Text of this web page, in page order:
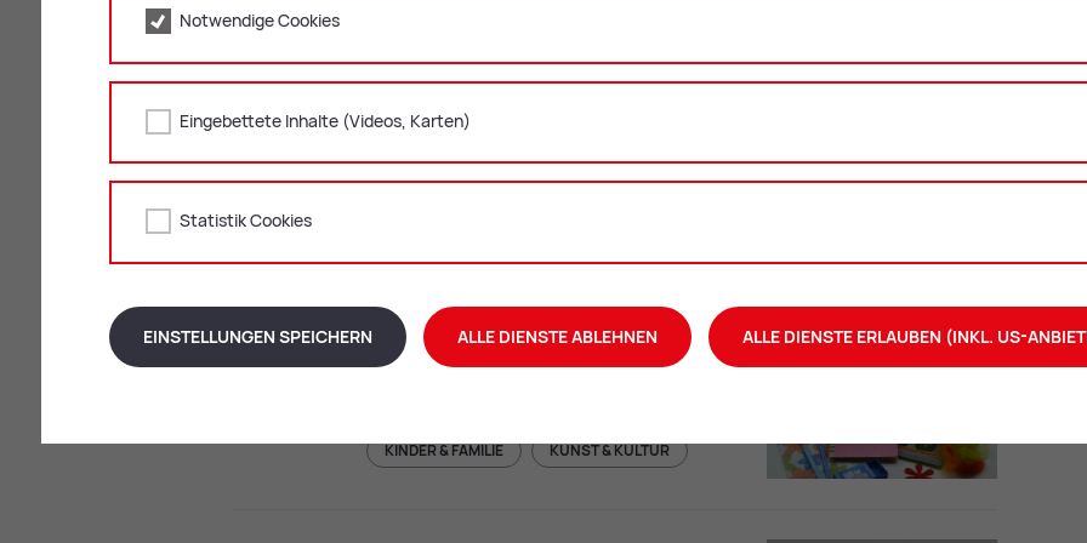
09.12.26
KulturQuartier, Leopoldine-Pohl-Platz 1
Kreativ-Workshop: Kunstvoller
Papierschmuck
15.12.26
KulturQuartier, Leopoldine-Pohl-Platz 1
Kreativ-Workshop: Das hab´ ich
KINDER & FAMILIE KUNST & KULTUR
Notwendige Cookies
Eingebettete Inhalte (Videos, Karten)
Statistik Cookies
EINSTELLUNGEN SPEICHERN ALLE DIENSTE ABLEHNEN ALLE DIENSTE ERLAUBEN (INKL. US-